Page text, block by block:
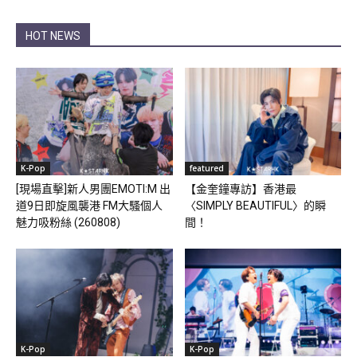
HOT NEWS
K-Pop
[現場直擊]新人男團EMOTI:M 出
道9日即旋風襲港 FM大騷個人
魅力吸粉絲 (260808)
featured
【金奎鐘專訪】香港最
〈SIMPLY BEAUTIFUL〉的瞬
間！
K-Pop K-Pop